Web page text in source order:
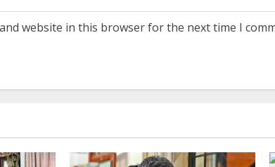
website in this browser for the next time I